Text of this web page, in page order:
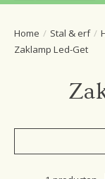
Home / Stal & erf /
Zaklamp Led-Get